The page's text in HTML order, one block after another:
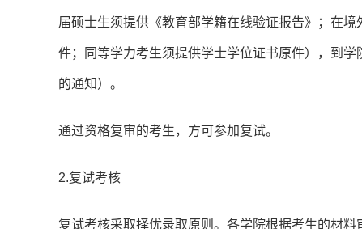
届硕士生须提供《教育部学籍在线验证报告》；在
件；同等学力考生须提供学士学位证书原件），到
的通知）。
通过资格复审的考生，方可参加复试。
2.复试考核
复试考核采取择优录取原则。各学院根据考生的材